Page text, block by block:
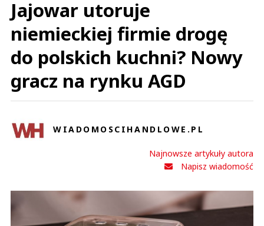
Jajowar utoruje
niemieckiej firmie drogę
do polskich kuchni? Nowy
gracz na rynku AGD
WIADOMOSCIHANDLOWE.PL
Najnowsze artykuły autora
Napisz wiadomość